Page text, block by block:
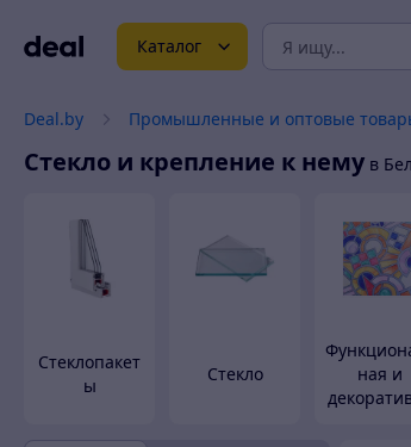
Каталог
Deal.by Промышленные и оптовые
Стекло и крепление к нему в
Стеклопакет
ы
Стекло
ная и